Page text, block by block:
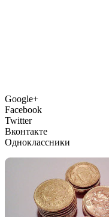
Google+
Facebook
Twitter
Вконтакте
Одноклассники